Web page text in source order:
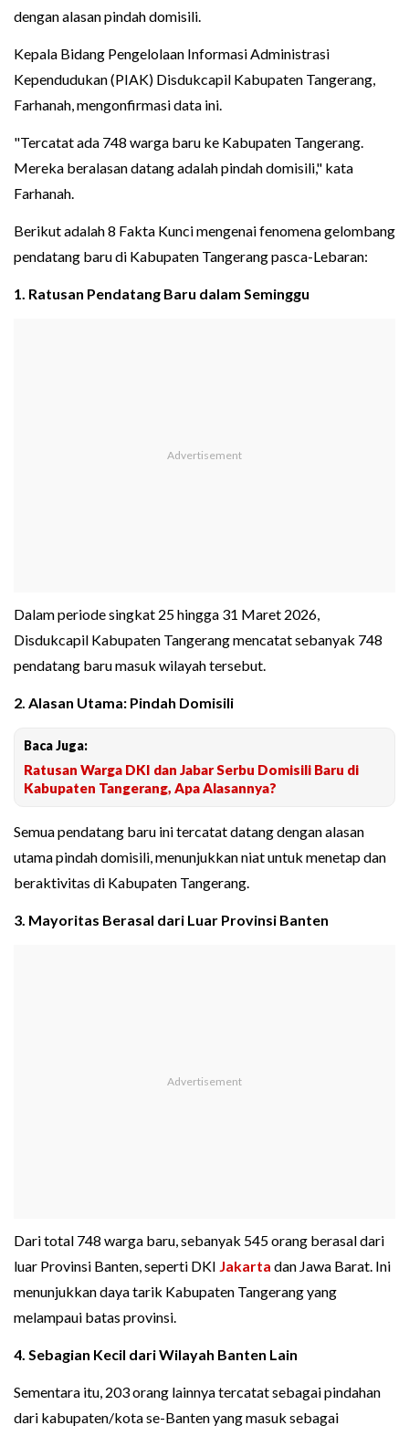
dengan alasan pindah domisili.
Kepala Bidang Pengelolaan Informasi Administrasi
Kependudukan (PIAK) Disdukcapil Kabupaten Tangerang,
Farhanah, mengonfirmasi data ini.
"Tercatat ada 748 warga baru ke Kabupaten Tangerang.
Mereka beralasan datang adalah pindah domisili," kata
Farhanah.
Berikut adalah 8 Fakta Kunci mengenai fenomena gelombang
pendatang baru di Kabupaten Tangerang pasca-Lebaran:
1. Ratusan Pendatang Baru dalam Seminggu
Dalam periode singkat 25 hingga 31 Maret 2026,
Disdukcapil Kabupaten Tangerang mencatat sebanyak 748
pendatang baru masuk wilayah tersebut.
2. Alasan Utama: Pindah Domisili
Baca Juga:
Ratusan Warga DKI dan Jabar Serbu Domisili Baru di
Kabupaten Tangerang, Apa Alasannya?
Semua pendatang baru ini tercatat datang dengan alasan
utama pindah domisili, menunjukkan niat untuk menetap dan
beraktivitas di Kabupaten Tangerang.
3. Mayoritas Berasal dari Luar Provinsi Banten
Dari total 748 warga baru, sebanyak 545 orang berasal dari
luar Provinsi Banten, seperti DKI Jakarta dan Jawa Barat. Ini
menunjukkan daya tarik Kabupaten Tangerang yang
melampaui batas provinsi.
4. Sebagian Kecil dari Wilayah Banten Lain
Sementara itu, 203 orang lainnya tercatat sebagai pindahan
dari kabupaten/kota se-Banten yang masuk sebagai